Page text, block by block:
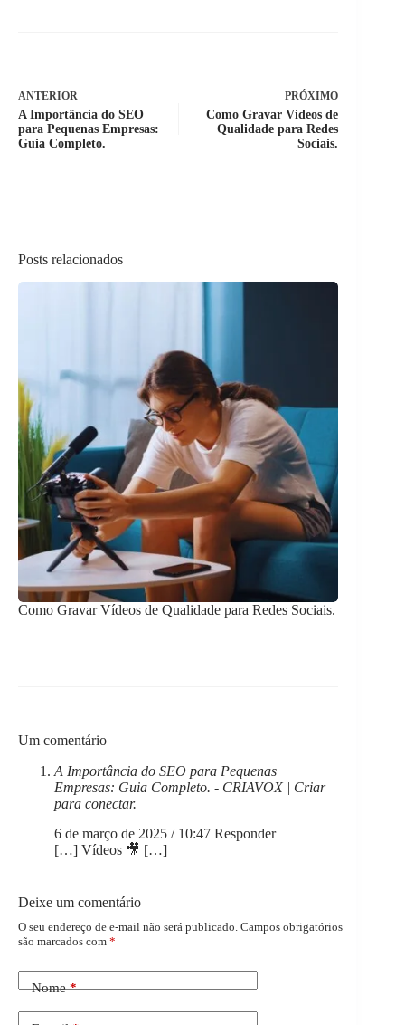
ANTERIOR
A Importância do SEO
para Pequenas Empresas:
Guia Completo.
PRÓXIMO
Como Gravar Vídeos de
Qualidade para Redes
Sociais.
Posts relacionados
Como Gravar Vídeos de Qualidade para Redes Sociais.
Um comentário
A Importância do SEO para Pequenas
Empresas: Guia Completo. - CRIAVOX | Criar
para conectar.
6 de março de 2025 / 10:47 Responder
[…] Vídeos 🎥 […]
Deixe um comentário
O seu endereço de e-mail não será publicado. Campos obrigatórios
são marcados com *
Nome*